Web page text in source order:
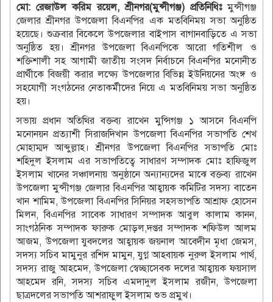
মো: রেজাউল করিম রয়েল, শ্রীনগর(মুন্সীগঞ্জ) প্রতিনিধিঃমুন্সীগঞ্জ
জেলার শ্রীনগর উপজেলা বিএনপির এক মতবিনিময় সভা অনুষ্ঠিত
হয়েছে। শুক্রবার বিকেলে উপজেলার বাইপাস বাগানবাড়িতে এ সভা
অনুষ্ঠিত হয়। শ্রীনগর উপজেলা বিএনপিকে আরো গতিশীল ও
শক্তিশালী সহ আগামী জাতীয় সংসদ নির্বাচনে বিএনপির মনোনীত
প্রার্থীকে বিজয়ী করার লক্ষ্যে উপজেলার বিভিন্ন ইউনিয়নের অংঙ্গ ও
সহযোগী সংগঠনের নেতাকর্মীদের নিয়ে এ মতবিনিময় সভা অনুষ্ঠিত
হয়।
সভায় প্রধান অতিথির বক্তব্য রাখেন মুন্সিগঞ্জ ১ আসনে বিএনপি
মনোনয়ন প্রত্যাশী সিরাজদিখান উপজেলা বিএনপির সভাপতি শেখ
মোহাম্মদ আব্দুল্লাহ। শ্রীনগর উপজেলা বিএনপির সভাপতি মোঃ
শহিদুল ইসলাম এর সভাপতিত্বে সাধারণ সম্পাদক মোঃ হাফিজুল
ইসলাম খানের সঞ্চালনায় অনুষ্ঠানে অন্যান্যদের মাঝে বক্তব্য রাখেন
উপজেলা মুন্সীগঞ্জ জেলার বিএনপির আহ্বায়ক কমিটির সদস্য বাতেন
খান শামিম, উপজেলা বিএনপির সিনিয়র সহসভাপতি আশ্রাফ হোসেন
মিলন, বিএনপির সাবেক সাধারণ সম্পাদক আবুল কালাম কানন,
সাংগঠনিক সম্পাদক ফারুক মোড়ল,দপ্তর সম্পাদক শফিউল আলম
আজম, উপজেলা যুবদলের আহ্বায়ক জয়নাল আবেদীন মৃধা জেমস,
সদস্য সচিব মামুনুর রশিদ মামুন, যুগ্ন আহবায়ক নুরুল ইসলাম পার্থ,
সদস্য রাজু আহমেদ, উপজেলা স্বেচ্ছাসেবক দলের আহ্বায়ক ফয়সাল
আহমেদ রনি, সদস্য সচিব এমদাদুল ইসলাম রজীন, উপজেলা
ছাত্রদলের সভাপতি আশরাফুল ইসলাম শুভ প্রমুখ।